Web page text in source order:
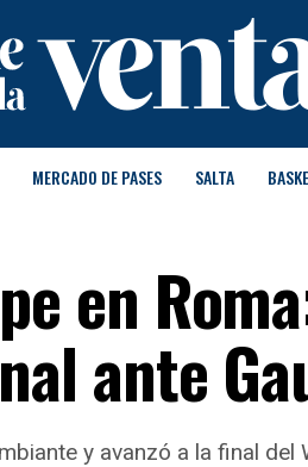
MERCADO DE PASES SALTA
en
ante
y avanzó a la final del